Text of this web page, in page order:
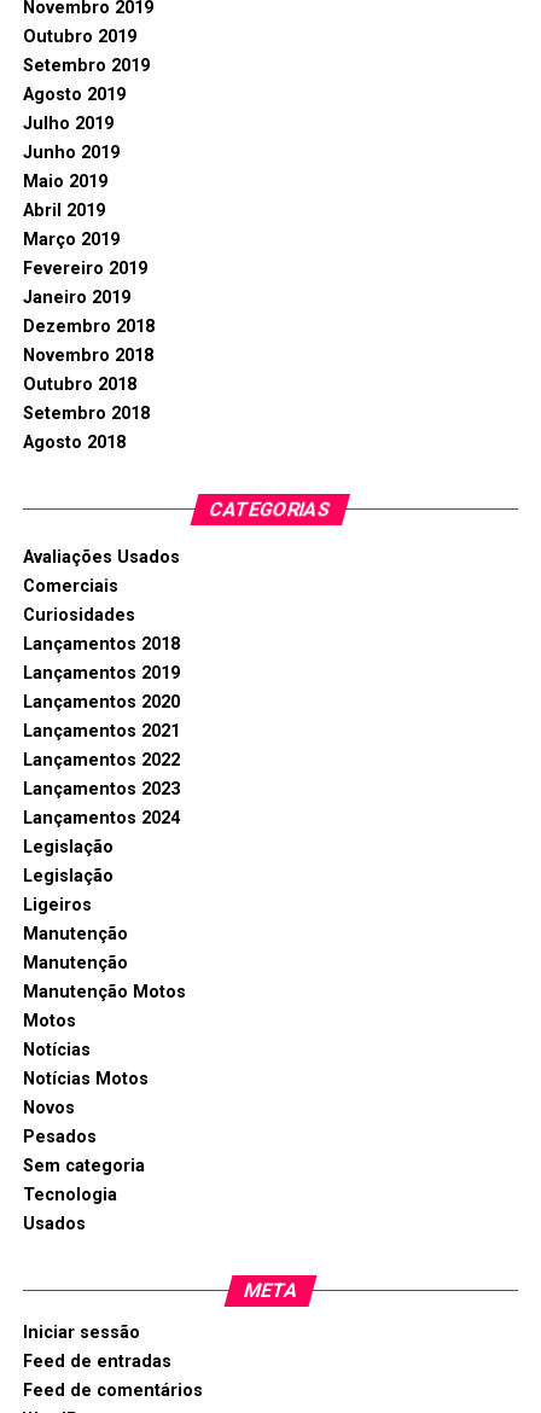
Novembro 2019
Outubro 2019
Setembro 2019
Agosto 2019
Julho 2019
Junho 2019
Maio 2019
Abril 2019
Março 2019
Fevereiro 2019
Janeiro 2019
Dezembro 2018
Novembro 2018
Outubro 2018
Setembro 2018
Agosto 2018
CATEGORIAS
Avaliações Usados
Comerciais
Curiosidades
Lançamentos 2018
Lançamentos 2019
Lançamentos 2020
Lançamentos 2021
Lançamentos 2022
Lançamentos 2023
Lançamentos 2024
Legislação
Legislação
Ligeiros
Manutenção
Manutenção
Manutenção Motos
Motos
Notícias
Notícias Motos
Novos
Pesados
Sem categoria
Tecnologia
Usados
META
Iniciar sessão
Feed de entradas
Feed de comentários